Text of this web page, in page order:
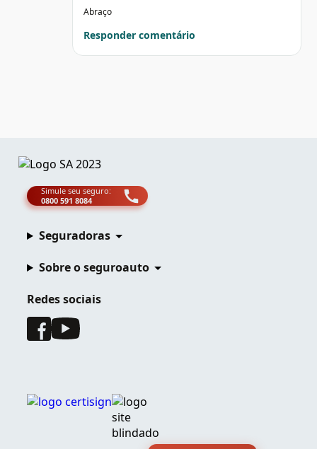
Abraço
Responder comentário
Seguradoras
Sobre o seguroauto
Redes sociais
Simule seu seguro:
0800 591 8084